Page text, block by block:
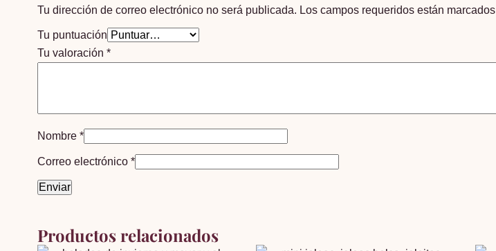
Tu dirección de correo electrónico no será publicada. Los campos requeridos están marcados
Tu puntuación
Tu valoración *
Nombre *
Correo electrónico *
Productos relacionados